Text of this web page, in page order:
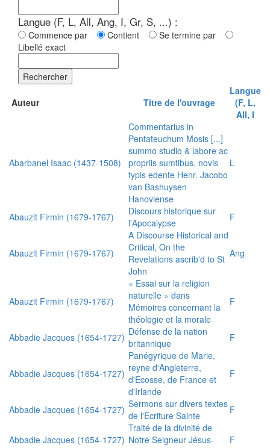
Langue (F, L, All, Ang, I, Gr, S, ...) :
Commence par Contient
Se termine par
Libellé exact
Rechercher
Auteur Titre de l'ouvrage
Langue
(F, L,
All, I
Abarbanel Isaac (1437-1508)
Commentarius in
Pentateuchum Mosis [...]
summo studio & labore ac
propriis sumtibus, novis
typis edente Henr. Jacobo
van Bashuysen
Hanoviense
L
Abauzit Firmin (1679-1767)
Discours historique sur
l'Apocalypse
F
Abauzit Firmin (1679-1767)
A Discourse Historical and
Critical, On the
Revelations ascrib'd to St
John
Ang
Abauzit Firmin (1679-1767)
« Essai sur la religion
naturelle » dans
Mémoires concernant la
théologie et la morale
F
Abbadie Jacques (1654-1727) Défense de la nation
britannique
F
Abbadie Jacques (1654-1727)
Panégyrique de Marie,
reyne d'Angleterre,
d'Ecosse, de France et
d'Irlande
F
Abbadie Jacques (1654-1727) Sermons sur divers textes
de l'Ecriture Sainte
F
Abbadie Jacques (1654-1727)
Traité de la divinité de
Notre Seigneur Jésus-
F